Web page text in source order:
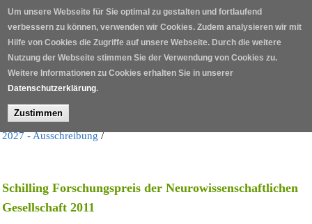
Um unsere Webseite für Sie optimal zu gestalten und fortlaufend
verbessern zu können, verwenden wir Cookies. Zudem analysieren wir mit
Hilfe von Cookies die Zugriffe auf unsere Webseite. Durch die weitere
Nutzung der Webseite stimmen Sie der Verwendung von Cookies zu.
Weitere Informationen zu Cookies erhalten Sie in unserer
Datenschutzerklärung.
Zustimmen
Direkt zum Inhalt
Home /Forschungs- und Förderpreise
2027 - Ausschreibung /
Schilling Forschungspreis der Neurowissenschaftlichen
Gesellschaft 2011